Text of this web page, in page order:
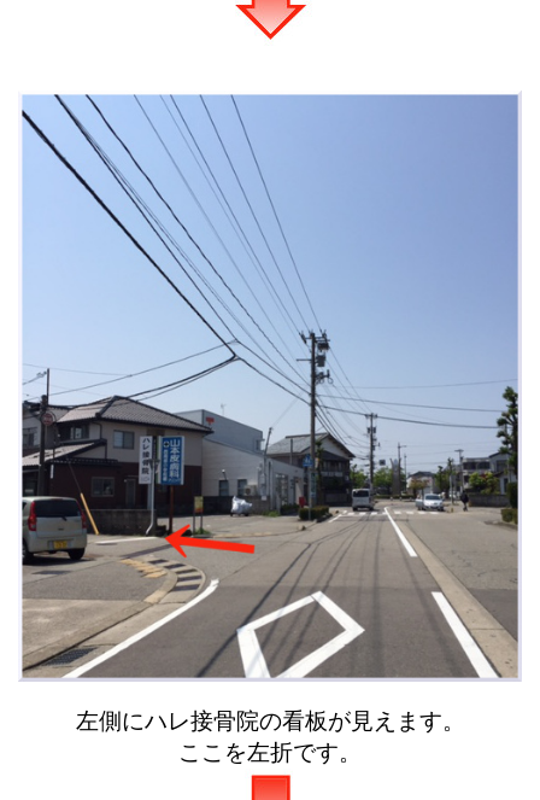
左側にハレ接骨院の看板が見えます。
ここを左折です。